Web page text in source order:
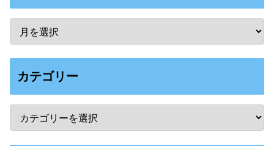
カテゴリー